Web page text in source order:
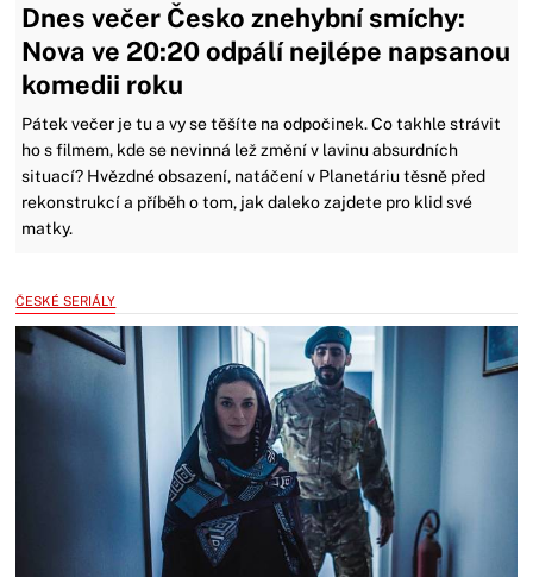
Dnes večer Česko znehybní smíchy:
Nova ve 20:20 odpálí nejlépe napsanou
komedii roku
Pátek večer je tu a vy se těšíte na odpočinek. Co takhle strávit
ho s filmem, kde se nevinná lež změní v lavinu absurdních
situací? Hvězdné obsazení, natáčení v Planetáriu těsně před
rekonstrukcí a příběh o tom, jak daleko zajdete pro klid své
matky.
ČESKÉ SERIÁLY